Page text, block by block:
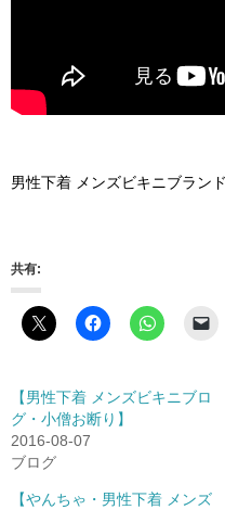
男性下着 メンズビキニブラン
共有:
【男性下着 メンズビキニブロ
グ・小僧お断り】
2016-08-07
ブログ
【やんちゃ・男性下着 メンズ